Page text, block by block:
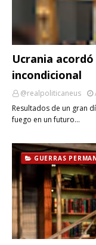
Ucrania
incondicional
@realpoliticaneus
Resultados de un gran
fuego en un futuro…
GUERRAS